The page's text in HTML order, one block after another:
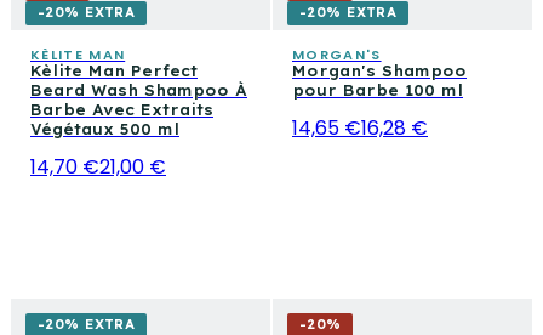
compact est également étudié pour ceux qui veulent
nettoyer et conditionner en une seule étape du soir.
routine complète du matin au soir.
-20% EXTRA
KÈLITE MAN
Kèlite Man Perfect
Beard Wash Shampoo À
Barbe Avec Extraits
Végétaux 500 ml
14,70 €21,00 €
-20% EXTRA
MORGAN'S
Morgan's Shampoo
pour Barbe 100 ml
14,65 €16,28 €
-20% EXTRA -20%